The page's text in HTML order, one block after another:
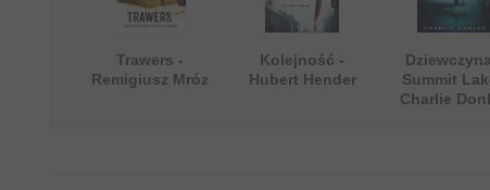
Trawers -
Remigiusz Mróz
Kolejność -
Hubert Hender
Summit
Charlie